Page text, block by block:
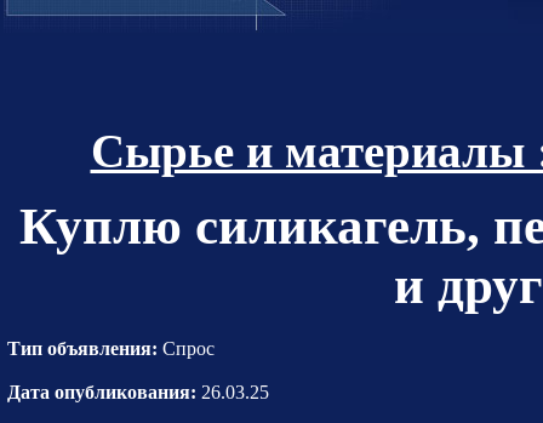
Сырье и
Куплю силикагель,
и
Тип объявления: Спрос
Дата опубликования: 26.03.25